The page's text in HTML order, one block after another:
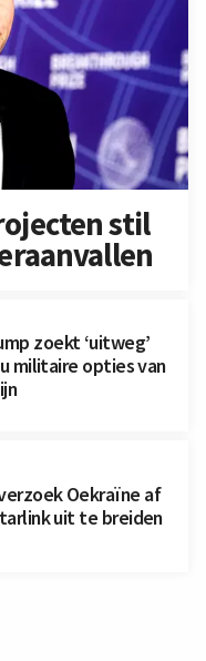
stil
zoekt ‘uitweg’
militaire opties van
Oekraïne af
uit te breiden